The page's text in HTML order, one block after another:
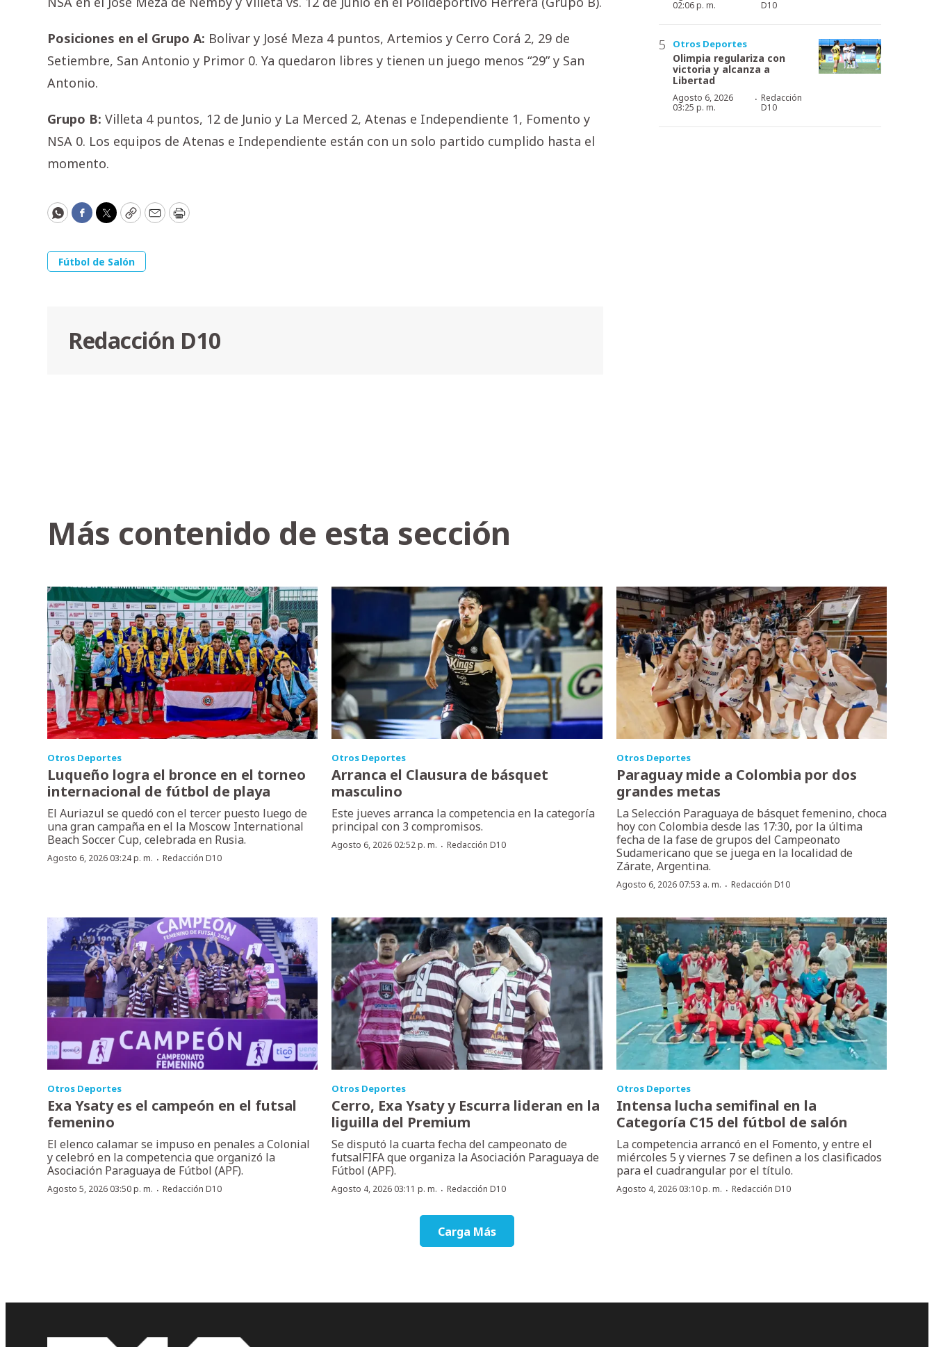
Posiciones en el Grupo A: Bolivar y José Meza 4 puntos, Artemios y Cerro Corá 2, 29 de
Setiembre, San Antonio y Primor 0. Ya quedaron libres y tienen un juego menos “29” y San
Antonio.
Grupo B: Villeta 4 puntos, 12 de Junio y La Merced 2, Atenas e Independiente 1, Fomento y
NSA 0. Los equipos de Atenas e Independiente están con un solo partido cumplido hasta el
momento.
WhatsApp
Facebook
Twitter
CopyEmailPrint
Fútbol de Salón
Redacción D10
02:06 p. m.
D10
Otros Deportes
Olimpia regulariza con
victoria y alcanza a
Libertad
Agosto 6, 2026
03:25 p. m.
· Redacción
D10
Más contenido de esta sección
Otros Deportes
Luqueño logra el bronce en el torneo
internacional de fútbol de playa
El Auriazul se quedó con el tercer puesto luego de
una gran campaña en el la Moscow International
Beach Soccer Cup, celebrada en Rusia.
Agosto 6, 2026 03:24 p. m. · Redacción D10
Otros Deportes
Arranca el Clausura de básquet
masculino
Este jueves arranca la competencia en la categoría
principal con 3 compromisos.
Agosto 6, 2026 02:52 p. m. ·Redacción D10
Otros Deportes
Paraguay mide a Colombia por dos
grandes metas
La Selección Paraguaya de básquet femenino, choca
hoy con Colombia desde las 17:30, por la última
fecha de la fase de grupos del Campeonato
Sudamericano que se juega en la localidad de
Zárate, Argentina.
Agosto 6, 2026 07:53 a. m. · Redacción D10
Otros Deportes
Exa Ysaty es el campeón en el futsal
femenino
El elenco calamar se impuso en penales a Colonial
y celebró en la competencia que organizó la
Asociación Paraguaya de Fútbol (APF).
Agosto 5, 2026 03:50 p. m. · Redacción D10
Otros Deportes
Cerro, Exa Ysaty y Escurra lideran en la
liguilla del Premium
Se disputó la cuarta fecha del campeonato de
futsalFIFA que organiza la Asociación Paraguaya de
Fútbol (APF).
Agosto 4, 2026 03:11 p. m. ·Redacción D10
Otros Deportes
Intensa lucha semifinal en la
Categoría C15 del fútbol de salón
La competencia arrancó en el Fomento, y entre el
miércoles 5 y viernes 7 se definen a los clasificados
para el cuadrangular por el título.
Agosto 4, 2026 03:10 p. m. · Redacción D10
Carga Más